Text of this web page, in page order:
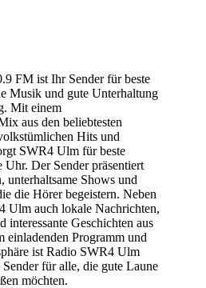
FM ist Ihr Sender für beste
Musik und gute Unterhaltung
Mit einem
aus den beliebtesten
Hits und
SWR4 Ulm für beste
Der Sender präsentiert
unterhaltsame Shows und
die Hörer begeistern. Neben
Ulm auch lokale Nachrichten,
interessante Geschichten aus
einladenden Programm und
ist Radio SWR4 Ulm
für alle, die gute Laune
möchten.